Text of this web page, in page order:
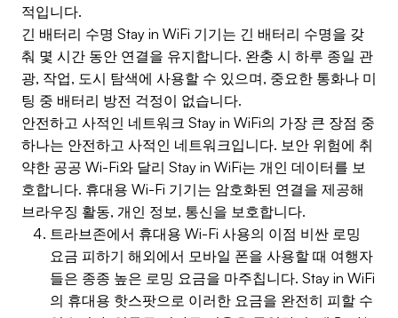
적입니다.
긴 배터리 수명 Stay in WiFi 기기는 긴 배터리 수명을 갖
춰 몇 시간 동안 연결을 유지합니다. 완충 시 하루 종일 관
광, 작업, 도시 탐색에 사용할 수 있으며, 중요한 통화나 미
팅 중 배터리 방전 걱정이 없습니다.
안전하고 사적인 네트워크 Stay in WiFi의 가장 큰 장점 중
하나는 안전하고 사적인 네트워크입니다. 보안 위험에 취
약한 공공 Wi-Fi와 달리 Stay in WiFi는 개인 데이터를 보
호합니다. 휴대용 Wi-Fi 기기는 암호화된 연결을 제공해
브라우징 활동, 개인 정보, 통신을 보호합니다.
트라브존에서 휴대용 Wi-Fi 사용의 이점 비싼 로밍
요금 피하기 해외에서 모바일 폰을 사용할 때 여행자
들은 종종 높은 로밍 요금을 마주칩니다. Stay in WiFi
의 휴대용 핫스팟으로 이러한 요금을 완전히 피할 수